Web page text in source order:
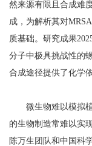
然来源有限且合成难
成，为解析其对
质基础。研究成果
分子中极具挑战性的
合成途径提供了化学依
微生物难以模拟
的生物制造常难以实
陈万生团队和中国科